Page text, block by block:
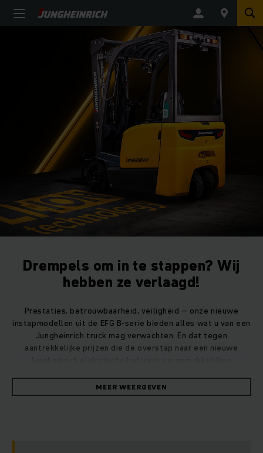
Drempels om in te stappen? Wij
hebben ze verlaagd!
Prestaties, betrouwbaarheid, veiligheid – onze nieuwe
instapmodellen uit de EFG B-serie bieden alles wat u van een
Jungheinrich truck mag verwachten. En dat tegen
aantrekkelijke prijzen die de overstap naar een nieuwe
MEER WEERGEVEN